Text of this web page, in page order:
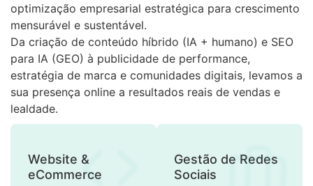
optimização empresarial estratégica para crescimento
mensurável e sustentável.
Da criação de conteúdo híbrido (IA + humano) e SEO
para IA (GEO) à publicidade de performance,
estratégia de marca e comunidades digitais, levamos a
sua presença online a resultados reais de vendas e
lealdade.
Website &
eCommerce
Gestão de Redes
Sociais